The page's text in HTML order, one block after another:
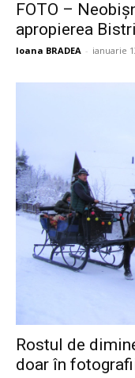
FOTO –
apropierea
Ioana BRADEA - ianuarie
Rostul de
doar în